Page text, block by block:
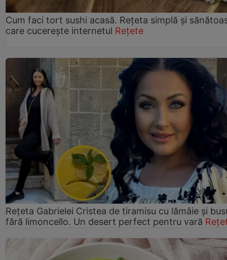
Cum faci tort sushi acasă. Rețeta simplă și
care cucerește internetul Rețete
Rețeta Gabrielei Cristea de tiramisu cu lămâie și
fără limoncello. Un desert perfect pentru vară